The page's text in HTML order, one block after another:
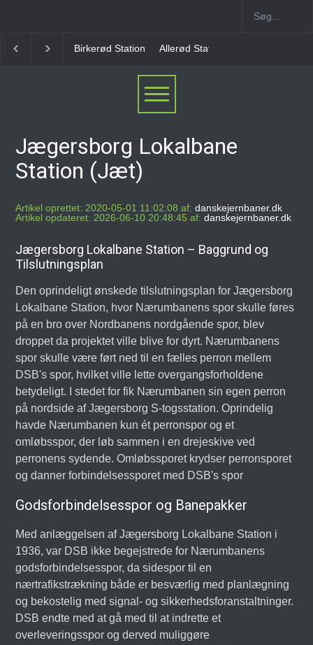
Allerød Station Favrholm Station
Jægersborg Lokalbane
Station (Jæt)
Artikel oprettet: 2020-05-01 11:02:08 af: danskejernbaner.dk
Artikel opdateret: 2026-06-10 20:48:45 af: danskejernbaner.dk
Jægersborg Lokalbane Station – Baggrund og
Tilslutningsplan
Den oprindeligt ønskede tilslutningsplan for Jægersborg
Lokalbane Station, hvor Nærumbanens spor skulle føres
på en bro over Nordbanens nordgående spor, blev
droppet da projektet ville blive for dyrt. Nærumbanens
spor skulle være ført ned til en fælles perron mellem
DSB's spor, hvilket ville lette overgangsforholdene
betydeligt. I stedet for fik Nærumbanen sin egen perron
på nordside af Jægersborg S-togsstation. Oprindelig
havde Nærumbanen kun ét perronspor og et
omløbsspor, der løb sammen i en drejeskive ved
perronens sydende. Omløbssporet krydser perronsporet
og danner forbindelsessporet med DSB's spor
Godsforbindelsesspor og Banepakker
Med anlæggelsen af Jægersborg Lokalbane Station i
1936, var DSB ikke begejstrede for Nærumbanens
godsforbindelsesspor, da sidespor til en
nærtrafikstrækning både er besværlig med planlægning
og bekostelig med signal- og sikkerhedsforanstaltninger.
DSB endte med at gå med til at indrette et
overleveringsspor og derved muliggøre